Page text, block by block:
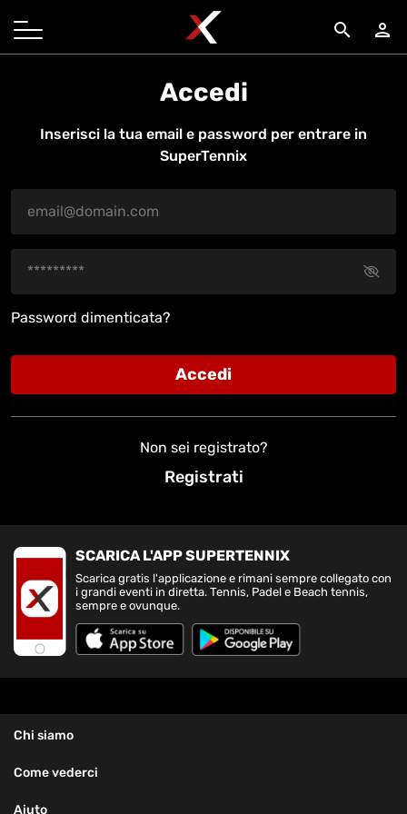
search person
Accedi
Inserisci la tua email e password per entrare in
SuperTennix
Password dimenticata?
Accedi
Non sei registrato?
Registrati
SCARICA L'APP SUPERTENNIX
Scarica gratis l'applicazione e rimani sempre collegato con
i grandi eventi in diretta. Tennis, Padel e Beach tennis,
sempre e ovunque.
Chi siamo
Come vederci
Aiuto